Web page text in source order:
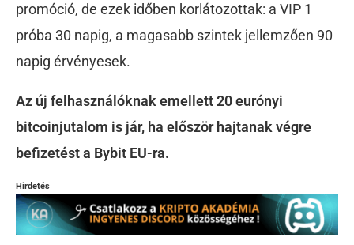
promóció, de ezek időben korlátozottak: a VIP 1
próba 30 napig, a magasabb szintek jellemzően 90
napig érvényesek.
Az új felhasználóknak emellett 20 eurónyi
bitcoinjutalom is jár, ha először hajtanak végre
befizetést a Bybit EU-ra.
Hirdetés